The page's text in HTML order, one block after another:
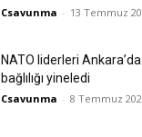
Csavunma - 13 Temmuz
NATO liderleri
bağlılığı yineledi
Csavunma - 8 Temmuz